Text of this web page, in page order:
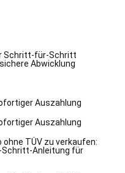
Schritt-für-Schritt
Abwicklung
Auszahlung
Auszahlung
TÜV zu verkaufen:
Anleitung für